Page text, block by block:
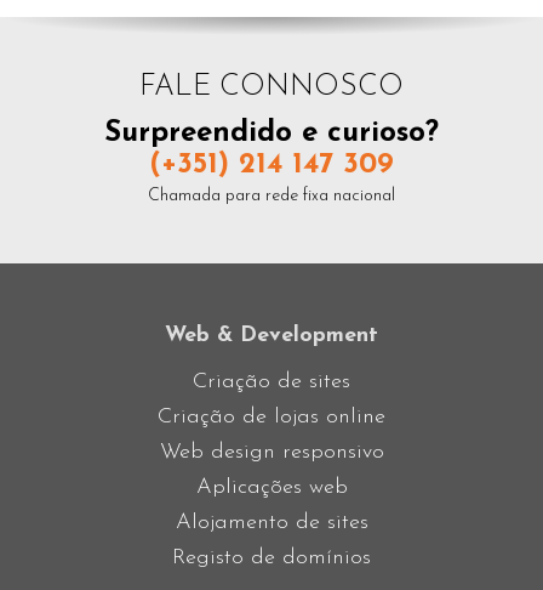
FALE CONNOSCO
Surpreendido e curioso?
(+351) 214 147 309
Chamada para rede fixa nacional
Web & Development
Criação de sites
Criação de lojas online
Web design responsivo
Aplicações web
Alojamento de sites
Registo de domínios